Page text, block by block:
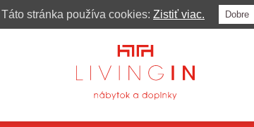
Táto stránka používa cookies: Zistiť viac. Dobre